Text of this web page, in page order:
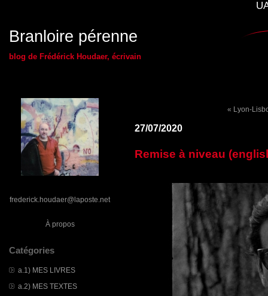
Branloire pérenne
blog de Frédérick Houdaer, écrivain
frederick.houdaer@laposte.net
À propos
Catégories
a.1) MES LIVRES
a.2) MES TEXTES
« Lyon-
27/07/2020
Remise à niveau